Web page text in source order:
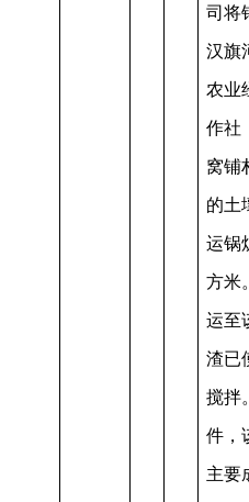
司将
汉旗
农业
作社
窝铺
的土
运锅
方米
运至
渣已
搅拌
件，
主要